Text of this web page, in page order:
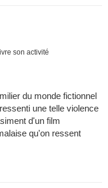
son activité
du monde fictionnel
une telle violence
d'un film
qu'on ressent